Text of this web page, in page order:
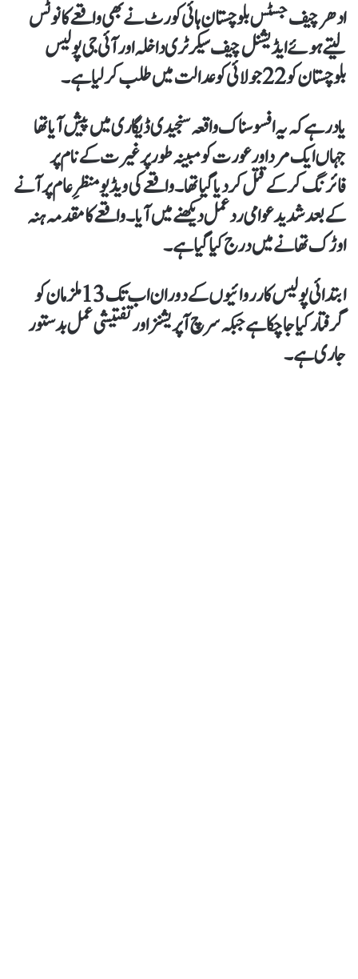
ادھر چیف جسٹس بلوچستان ہائی کورٹ نے بھی واقعے کا نوٹس
لیتے ہوئے ایڈیشنل چیف سیکرٹری داخلہ اور آئی جی پولیس
بلوچستان کو 22 جولائی کو عدالت میں طلب کر لیا ہے۔
یاد رہے کہ یہ افسوسناک واقعہ سنجیدی ڈیگاری میں پیش آیا تھا
جہاں ایک مرد اور عورت کو مبینہ طور پر غیرت کے نام پر
فائرنگ کرکے قتل کر دیا گیا تھا۔ واقعے کی ویڈیو منظرِ عام پر آنے
کے بعد شدید عوامی ردعمل دیکھنے میں آیا۔ واقعے کا مقدمہ ہنہ
اوڑک تھانے میں درج کیا گیا ہے۔
ابتدائی پولیس کارروائیوں کے دوران اب تک 13 ملزمان کو
گرفتار کیا جا چکا ہے جبکہ سرچ آپریشنز اور تفتیشی عمل بدستور
جاری ہے۔